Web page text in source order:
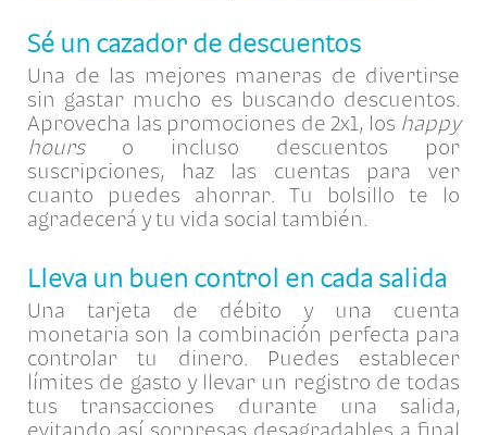
Sé un cazador de descuentos
Una de las mejores maneras de divertirse
sin gastar mucho es buscando descuentos.
Aprovecha las promociones de 2x1, los happy
hourso incluso descuentos por
suscripciones, haz las cuentas para ver
cuanto puedes ahorrar. Tu bolsillo te lo
agradecerá y tu vida social también.
Lleva un buen control en cada salida
Una tarjeta de débito y una cuenta
monetaria son la combinación perfecta para
controlar tu dinero. Puedes establecer
límites de gasto y llevar un registro de todas
tus transacciones durante una salida,
evitando así sorpresas desagradables a final